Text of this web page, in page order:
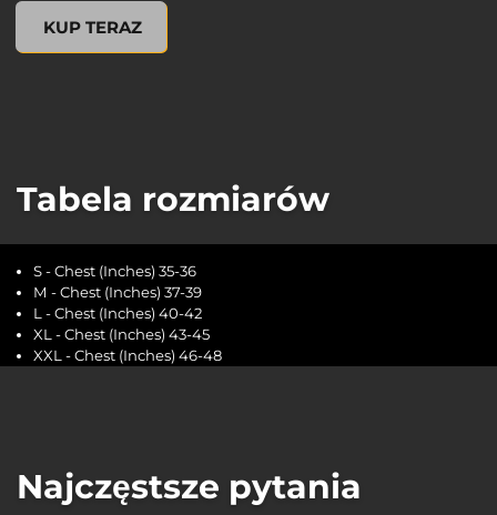
KUP TERAZ
undefined, , 0,00 USD
Tabela rozmiarów
S - Chest (Inches) 35-36
M - Chest (Inches) 37-39
L - Chest (Inches) 40-42
XL - Chest (Inches) 43-45
XXL - Chest (Inches) 46-48
Najczęstsze pytania